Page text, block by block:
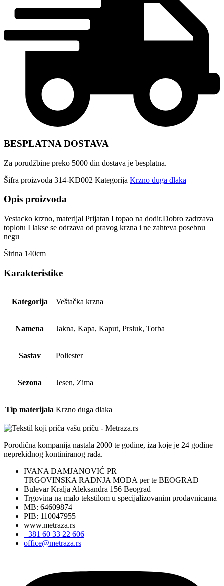
BESPLATNA DOSTAVA
Za porudžbine preko 5000 din dostava je besplatna.
Šifra proizvoda 314-KD002 Kategorija Krzno duga dlaka
Opis proizvoda
Vestacko krzno, materijal Prijatan I topao na dodir.Dobro zadrzava
toplotu I lakse se odrzava od pravog krzna i ne zahteva posebnu
negu
Širina 140cm
Karakteristike
Kategorija Veštačka krzna
Namena Jakna, Kapa, Kaput, Prsluk, Torba
Sastav Poliester
Sezona Jesen, Zima
Tip materijala Krzno duga dlaka
Porodična kompanija nastala 2000 te godine, iza koje je 24 godine
neprekidnog kontiniranog rada.
IVANA DAMJANOVIĆ PR
TRGOVINSKA RADNJA MODA per te BEOGRAD
Bulevar Kralja Aleksandra 156 Beograd
Trgovina na malo tekstilom u specijalizovanim prodavnicama
MB: 64609874
PIB: 110047955
www.metraza.rs
+381 60 33 22 606
office@metraza.rs